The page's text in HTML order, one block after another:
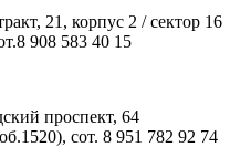
21, корпус 2 / сектор 16
908 583 40 15
проспект, 64
сот. 8 951 782 92 74